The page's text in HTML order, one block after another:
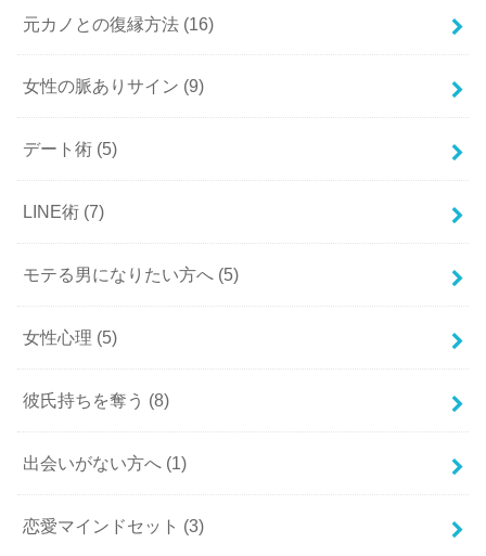
元カノとの復縁方法 (16)
女性の脈ありサイン (9)
デート術 (5)
LINE術 (7)
モテる男になりたい方へ (5)
女性心理 (5)
彼氏持ちを奪う (8)
出会いがない方へ (1)
恋愛マインドセット (3)